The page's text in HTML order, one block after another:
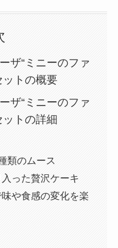
ザ“ミニーのファ
ットの概要
ザ“ミニーのファ
ットの詳細
類のムース
った贅沢ケーキ
や食感の変化を楽